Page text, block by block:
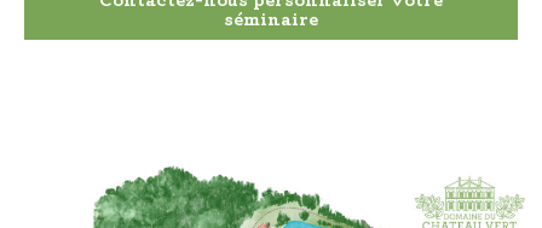
séminaire